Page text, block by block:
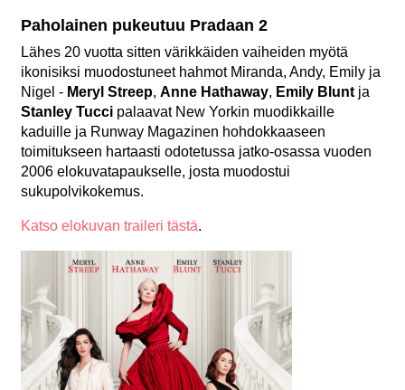
Paholainen pukeutuu Pradaan 2
Lähes 20 vuotta sitten värikkäiden vaiheiden myötä
ikonisiksi muodostuneet hahmot Miranda, Andy, Emily ja
Nigel - Meryl Streep, Anne Hathaway, Emily Blunt ja
Stanley Tucci palaavat New Yorkin muodikkaille
kaduille ja Runway Magazinen hohdokkaaseen
toimitukseen hartaasti odotetussa jatko-osassa vuoden
2006 elokuvatapaukselle, josta muodostui
sukupolvikokemus.
Katso elokuvan traileri tästä.